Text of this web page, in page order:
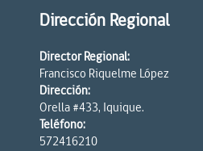
Dirección Regional
Director Regional:
Francisco Riquelme López
Dirección:
Orella #433, Iquique.
Teléfono:
572416210